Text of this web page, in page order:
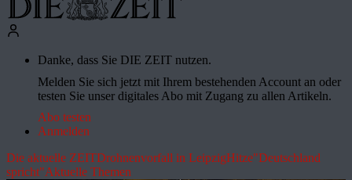
Danke, dass Sie DIE ZEIT nutzen.
Melden Sie sich jetzt mit Ihrem bestehenden Account an oder
testen Sie unser digitales Abo mit Zugang zu allen Artikeln.
Abo testen
Anmelden
Die aktuelle ZEITDrohnenvorfall in LeipzigHitze"Deutschland
spricht"Aktuelle Themen